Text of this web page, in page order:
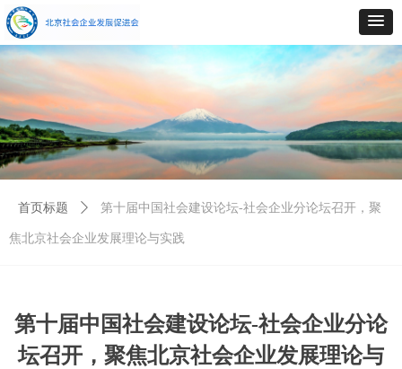
第十届中国社会建设论坛-社会企业分论
坛召开，聚焦北京社会企业发展理论与
首页标题 ꄲ 第十届中国社会建设论坛-社会企业分论坛召开，聚
焦北京社会企业发展理论与实践